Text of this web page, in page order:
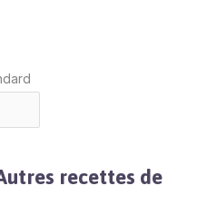
recettes de